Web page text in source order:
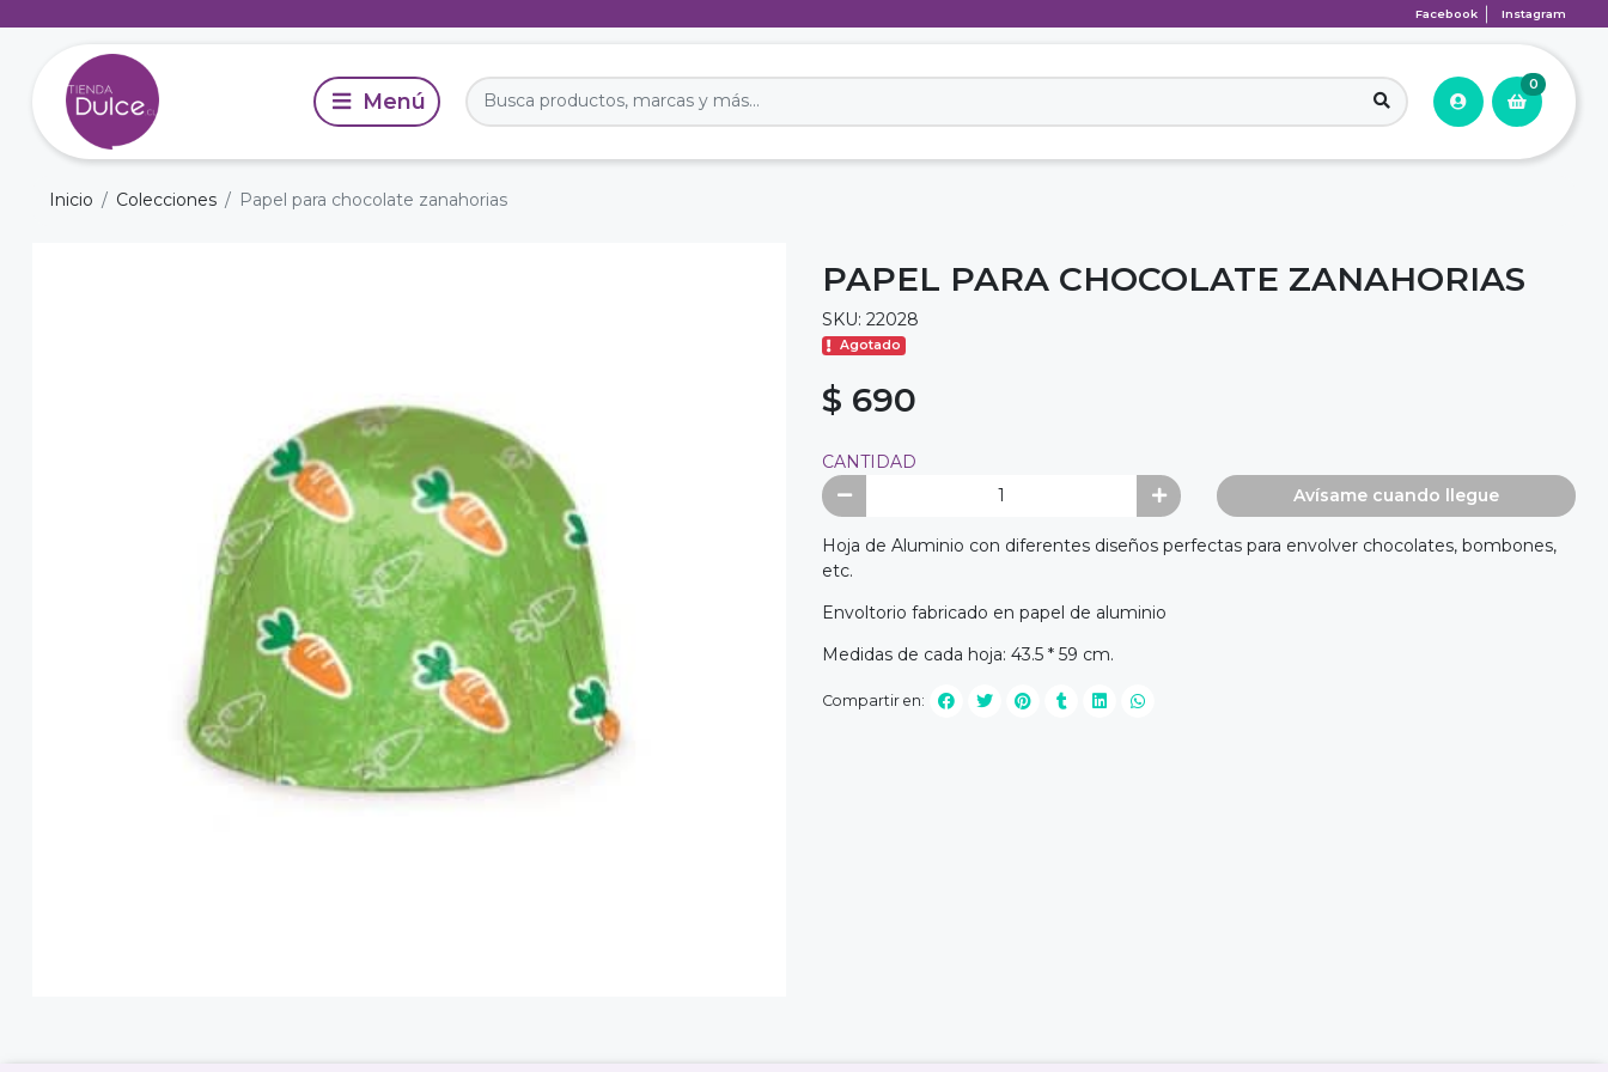
Facebook Instagram
0
Inicio Colecciones Papel para chocolate zanahorias
PAPEL PARA CHOCOLATE ZANAHORIAS
SKU: 22028
Agotado
$ 690
CANTIDAD
Avísame cuando llegue
Hoja de Aluminio con diferentes diseños perfectas para envolver chocolates, bombones,
etc.
Envoltorio fabricado en papel de aluminio
Medidas de cada hoja: 43.5 * 59 cm.
Compartir en: